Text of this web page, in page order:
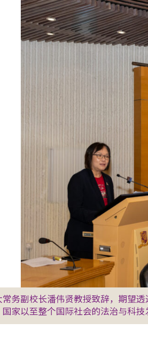
常务副校长潘伟贤教授致辞，期望
国家以至整个国际社会的法治与科技